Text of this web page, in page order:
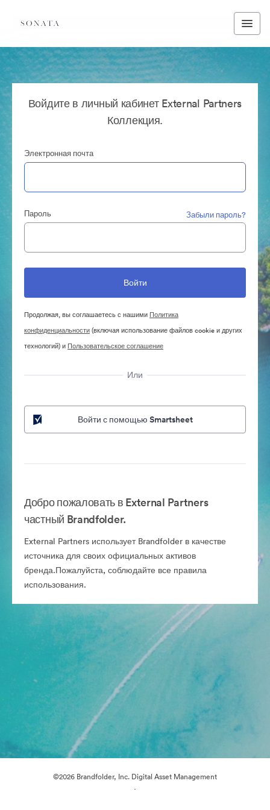
Войдите в личный кабинет External Partners
Коллекция.
Электронная почта
Пароль Забыли пароль?
Продолжая, вы соглашаетесь с нашими Политика
конфиденциальности(включая использование файлов cookie и других
технологий) и Пользовательское соглашение
Или
Войти с помощью Smartsheet
Добро пожаловать в External Partners
частный Brandfolder.
External Partners использует Brandfolder в качестве
источника для своих официальных активов
бренда.Пожалуйста, соблюдайте все правила
использования.
©2026 Brandfolder, Inc. Digital Asset Management
·